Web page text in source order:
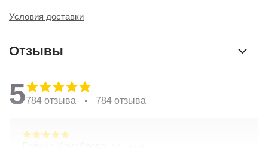
Условия доставки
Отзывы
5784 отзыва 784 отзыва